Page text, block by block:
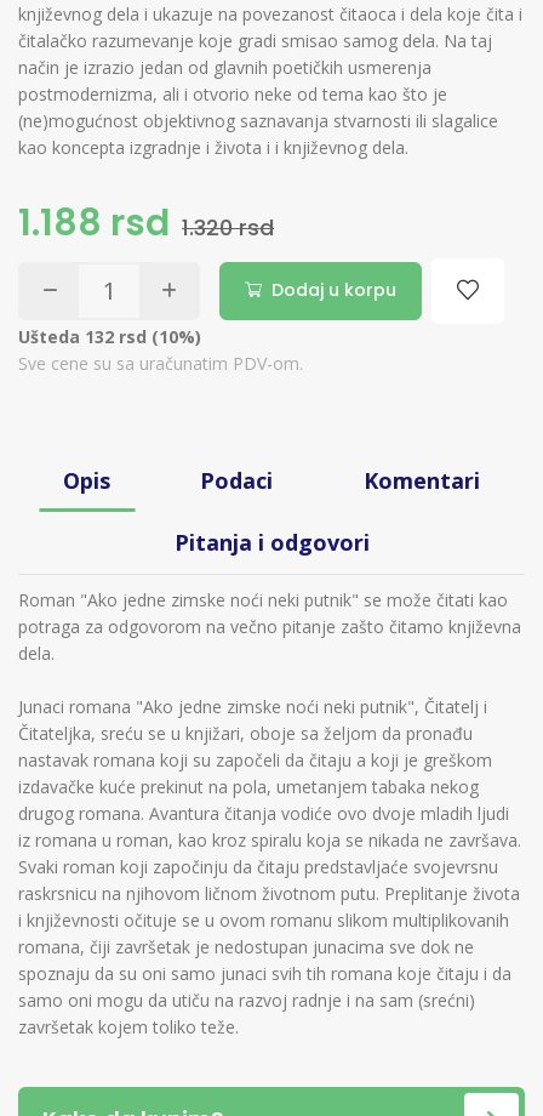
književnog dela i ukazuje na povezanost čitaoca i dela koje čita i
čitalačko razumevanje koje gradi smisao samog dela. Na taj
način je izrazio jedan od glavnih poetičkih usmerenja
postmodernizma, ali i otvorio neke od tema kao što je
(ne)mogućnost objektivnog saznavanja stvarnosti ili slagalice
kao koncepta izgradnje i života i i književnog dela.
1.188 rsd 1.320 rsd
Dodaj u korpu
Ušteda 132 rsd (10%)
Sve cene su sa uračunatim PDV-om.
Opis Podaci Komentari
Pitanja i odgovori
Roman "Ako jedne zimske noći neki putnik" se može čitati kao
potraga za odgovorom na večno pitanje zašto čitamo književna
dela.
Junaci romana "Ako jedne zimske noći neki putnik", Čitatelj i
Čitateljka, sreću se u knjižari, oboje sa željom da pronađu
nastavak romana koji su započeli da čitaju a koji je greškom
izdavačke kuće prekinut na pola, umetanjem tabaka nekog
drugog romana. Avantura čitanja vodiće ovo dvoje mladih ljudi
iz romana u roman, kao kroz spiralu koja se nikada ne završava.
Svaki roman koji započinju da čitaju predstavljaće svojevrsnu
raskrsnicu na njihovom ličnom životnom putu. Preplitanje života
i književnosti očituje se u ovom romanu slikom multiplikovanih
romana, čiji završetak je nedostupan junacima sve dok ne
spoznaju da su oni samo junaci svih tih romana koje čitaju i da
samo oni mogu da utiču na razvoj radnje i na sam (srećni)
završetak kojem toliko teže.